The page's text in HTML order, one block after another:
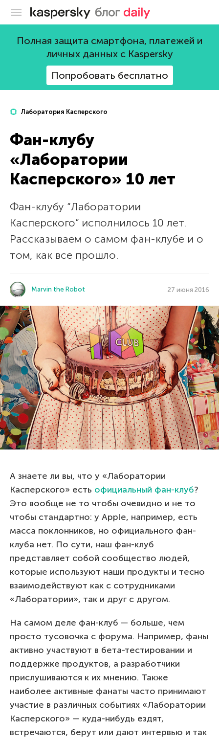
Блог Касперского
Полная защита смартфона, платежей и
личных данных с Kaspersky
Попробовать бесплатно
Лаборатория Касперского
Фан-клубу
«Лаборатории
Касперского» 10 лет
Фан-клубу “Лаборатории
Касперского” исполнилось 10 лет.
Рассказываем о самом фан-клубе и о
том, как все прошло.
Marvin the Robot 27 июня 2016
А знаете ли вы, что у «Лаборатории
Касперского» есть официальный фан-клуб?
Это вообще не то чтобы очевидно и не то
чтобы стандартно: у Apple, например, есть
масса поклонников, но официального фан-
клуба нет. По сути, наш фан-клуб
представляет собой сообщество людей,
которые используют наши продукты и тесно
взаимодействуют как с сотрудниками
«Лаборатории», так и друг с другом.
На самом деле фан-клуб — больше, чем
просто тусовочка с форума. Например, фаны
активно участвуют в бета-тестировании и
поддержке продуктов, а разработчики
прислушиваются к их мнению. Также
наиболее активные фанаты часто принимают
участие в различных событиях «Лаборатории
Касперского» — куда-нибудь ездят,
встречаются, берут или дают интервью и так